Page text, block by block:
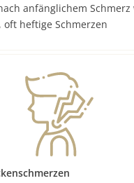
anfänglichem
oft heftige Schmerzen